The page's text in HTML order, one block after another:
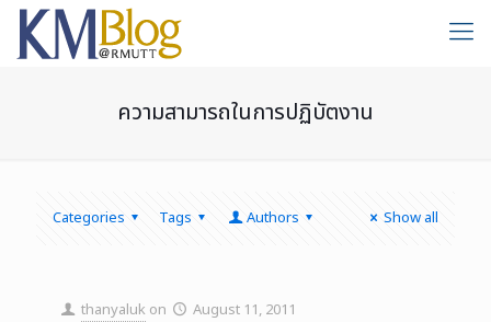
ความสามารถในการปฏิบัตงาน
Categories Tags Authors Show all
thanyaluk on
August 11, 2011